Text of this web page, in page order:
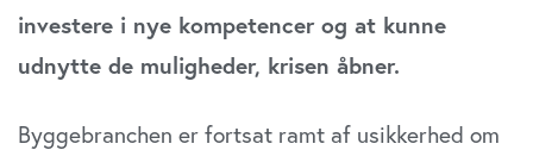
investere i nye kompetencer og at kunne
udnytte de muligheder, krisen åbner.
Byggebranchen er fortsat ramt af usikkerhed om